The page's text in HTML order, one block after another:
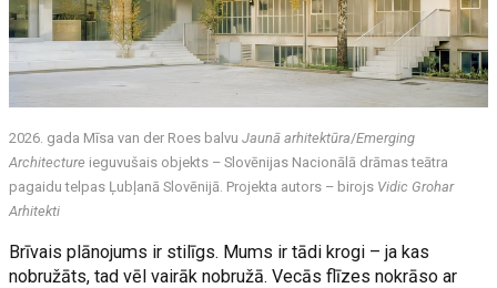
2026. gada Mīsa van der Roes balvuJaunā arhitektūra/Emerging
Architecture ieguvušais objekts – Slovēnijas Nacionālā drāmas teātra
pagaidu telpas Ļubļanā Slovēnijā. Projekta autors – birojs Vidic Grohar
Arhitekti
Brīvais plānojums ir stilīgs. Mums ir tādi krogi – ja kas
nobružāts, tad vēl vairāk nobružā. Vecās flīzes nokrāso ar